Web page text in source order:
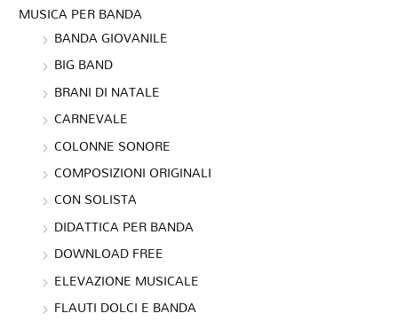
MUSICA PER BANDA
BANDA GIOVANILE
BIG BAND
BRANI DI NATALE
CARNEVALE
COLONNE SONORE
COMPOSIZIONI ORIGINALI
CON SOLISTA
DIDATTICA PER BANDA
DOWNLOAD FREE
ELEVAZIONE MUSICALE
FLAUTI DOLCI E BANDA